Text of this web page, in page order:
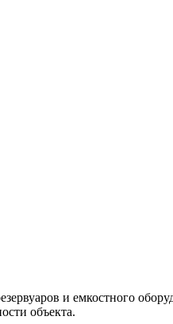
и емкостного
объекта.